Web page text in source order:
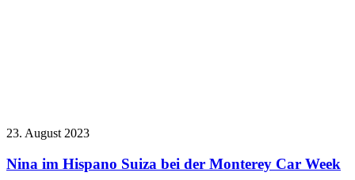
23. August 2023
Nina im Hispano Suiza bei der Monterey Car Week